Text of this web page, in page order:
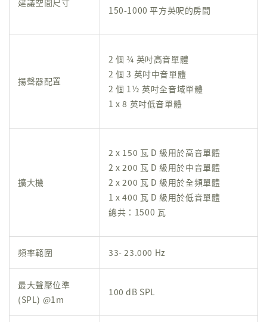
建議空間尺寸
150-1000 平方英呎的房間
揚聲器配置
2 個 ¾ 英吋高音單體
2 個 3 英吋中音單體
2 個 1½ 英吋全音域單體
1 x 8 英吋低音單體
擴大機
2 x 150 瓦 D 級用於高音單體
2 x 200 瓦 D 級用於中音單體
2 x 200 瓦 D 級用於全頻單體
1 x 400 瓦 D 級用於低音單體
總共：1500 瓦
頻率範圍 33- 23.000 Hz
最大聲壓位準
(SPL) @1m
100 dB SPL